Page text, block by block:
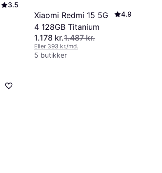
3.5
Xiaomi Redmi 15 5G
4 128GB Titanium
4.9
1.178 kr.1.487 kr.
Eller 393 kr./md.
5 butikker